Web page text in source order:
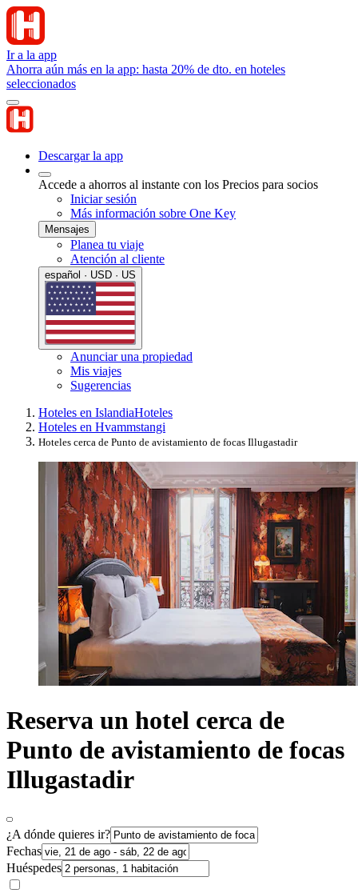
Ir a la app
Ahorra aún más en la app: hasta 20% de dto. en hoteles
seleccionados
Descargar la app
Accede a ahorros al instante con los Precios para socios
Iniciar sesión
Más información sobre One Key
Mensajes
Planea tu viaje
Atención al cliente
español · USD · US
Anunciar una propiedad
Mis viajes
Sugerencias
Hoteles en IslandiaHoteles
Hoteles en Hvammstangi
Hoteles cerca de Punto de avistamiento de focas Illugastadir
Reserva un hotel cerca de
Punto de avistamiento de focas
Illugastadir
¿A dónde quieres ir?
Fechas
Huéspedes